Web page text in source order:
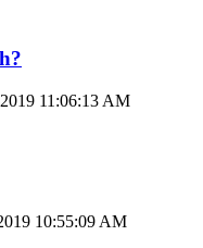
11:06:13 AM
10:55:09 AM